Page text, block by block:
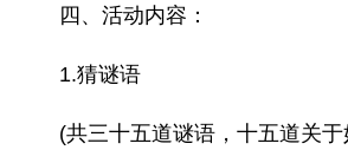
四、活动内容：
1.猜谜语
(共三十五道谜语，十五道关